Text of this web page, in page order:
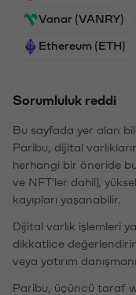
Vanar (VANRY)
Ethereum (ETH)
Sorumluluk reddi
Bu sayfada yer alan
Paribu, dijital
herhangi bir öneride
ve NFT'ler dahil),
kayıpları yaşanabilir.
Dijital varlık işlemleri
dikkatlice
veya yatırım
Paribu, üçüncü taraf